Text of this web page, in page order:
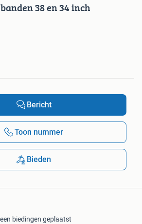
38 en 34 inch
Bericht
Toon nummer
Bieden
biedingen geplaatst